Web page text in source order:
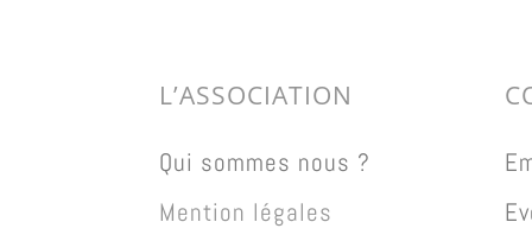
L’ASSOCIATION
Qui sommes nous ?
Mention légales